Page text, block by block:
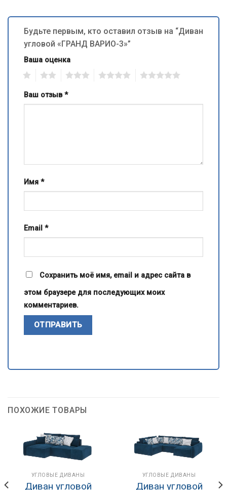
Будьте первым, кто оставил отзыв на “Диван
угловой «ГРАНД ВАРИО-3»”
Ваша оценка
Ваш отзыв*
Имя *
Email *
Сохранить моё имя, email и адрес сайта в
этом браузере для последующих моих
комментариев.
ПОХОЖИЕ ТОВАРЫ
УГЛОВЫЕ ДИВАНЫ
Диван угловой
УГЛОВЫЕ ДИВАНЫ
Диван угловой